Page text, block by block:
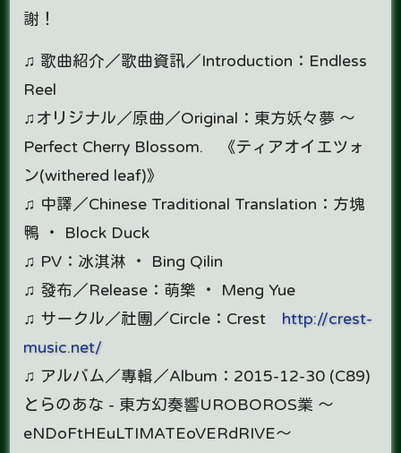
謝！
♫ 歌曲紹介／歌曲資訊／Introduction：Endless
Reel
♫オリジナル／原曲／Original：東方妖々夢 ～
Perfect Cherry Blossom. 《ティアオイエツォ
ン(withered leaf)》
♫ 中譯／Chinese Traditional Translation：方塊
鴨 ‧ Block Duck
♫ PV：冰淇淋 ‧ Bing Qilin
♫ 發布／Release：萌樂 ‧ Meng Yue
♫ サークル／社團／Circle：Crest http://crest-
music.net/
♫ アルバム／專輯／Album：2015-12-30 (C89)
とらのあな - 東方幻奏響UROBOROS業 ～
eNDoFtHEuLTIMATEoVERdRIVE～